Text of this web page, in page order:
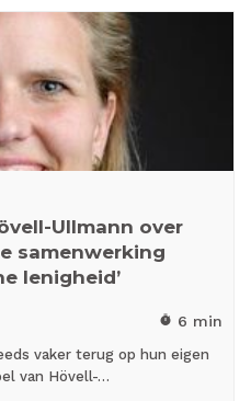
Ullmann over
samenwerking
lenigheid’
timer 6 min
vaker terug op hun eigen
van Hövell-…